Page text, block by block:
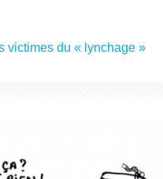
victimes du « lynchage »